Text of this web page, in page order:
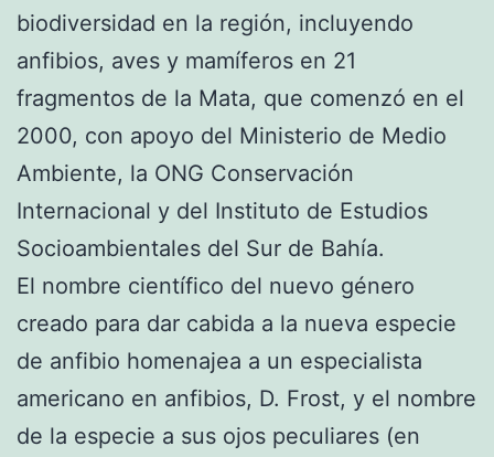
biodiversidad en la región, incluyendo
anfibios, aves y mamíferos en 21
fragmentos de la Mata, que comenzó en el
2000, con apoyo del Ministerio de Medio
Ambiente, la ONG Conservación
Internacional y del Instituto de Estudios
Socioambientales del Sur de Bahía.
El nombre científico del nuevo género
creado para dar cabida a la nueva especie
de anfibio homenajea a un especialista
americano en anfibios, D. Frost, y el nombre
de la especie a sus ojos peculiares (en